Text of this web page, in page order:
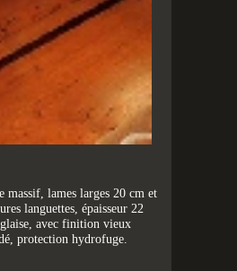
massif, lames larges 20 cm et
languettes, épaisseur 22
avec finition vieux
protection hydrofuge.